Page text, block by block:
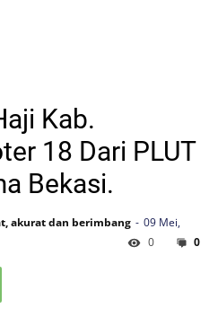
Kab.
18 Dari PLUT
Bekasi.
akurat dan berimbang
09 Mei,
0
0